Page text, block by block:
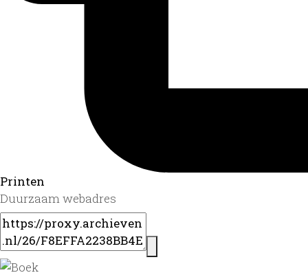
Printen
Duurzaam webadres